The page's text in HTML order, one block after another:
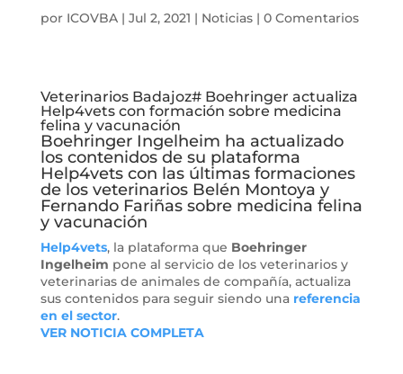
por ICOVBA| Jul 2, 2021 | Noticias| 0 Comentarios
Veterinarios Badajoz# Boehringer actualiza
Help4vets con formación sobre medicina
felina y vacunación
Boehringer Ingelheim ha actualizado
los contenidos de su plataforma
Help4vets con las últimas formaciones
de los veterinarios Belén Montoya y
Fernando Fariñas sobre medicina felina
y vacunación
Help4vets, la plataforma que Boehringer
Ingelheim pone al servicio de los veterinarios y
veterinarias de animales de compañía, actualiza
sus contenidos para seguir siendo una referencia
en el sector.
VER NOTICIA COMPLETA